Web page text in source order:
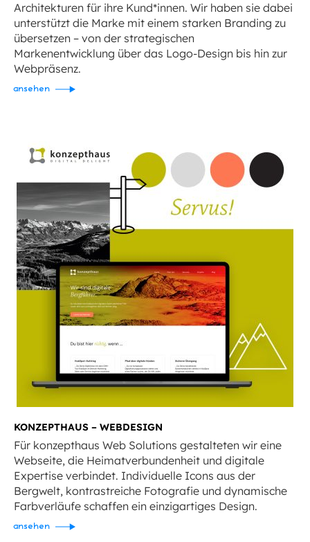
Architekturen für ihre Kund*innen. Wir haben sie dabei
unterstützt die Marke mit einem starken Branding zu
übersetzen – von der strategischen
Markenentwicklung über das Logo-Design bis hin zur
Webpräsenz.
ansehen
KONZEPTHAUS – WEBDESIGN
Für konzepthaus Web Solutions gestalteten wir eine
Webseite, die Heimatverbundenheit und digitale
Expertise verbindet. Individuelle Icons aus der
Bergwelt, kontrastreiche Fotografie und dynamische
Farbverläufe schaffen ein einzigartiges Design.
ansehen